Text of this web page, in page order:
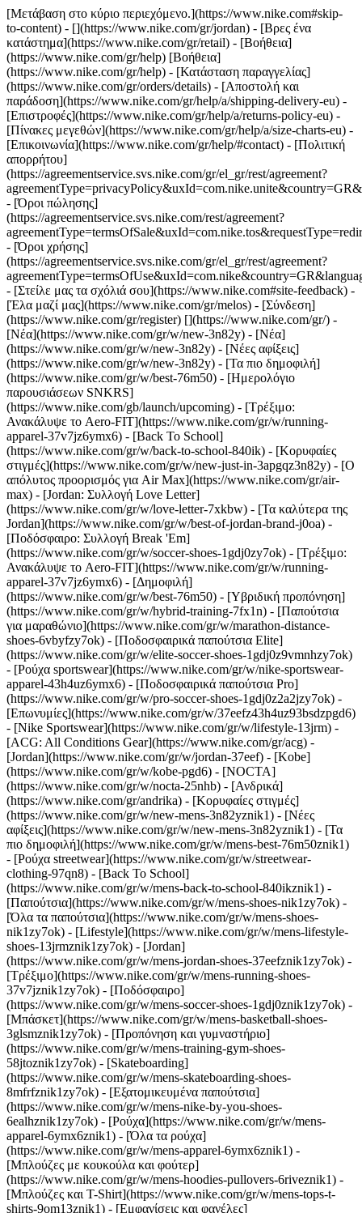
[Μετάβαση στο κύριο περιεχόμενο.](https://www.nike.com#skip-
to-content) - [](https://www.nike.com/gr/jordan) - [Βρες ένα
κατάστημα](https://www.nike.com/gr/retail) - [Βοήθεια]
(https://www.nike.com/gr/help) [Βοήθεια]
(https://www.nike.com/gr/help) - [Κατάσταση παραγγελίας]
(https://www.nike.com/gr/orders/details) - [Αποστολή και
παράδοση](https://www.nike.com/gr/help/a/shipping-delivery-eu) -
[Επιστροφές](https://www.nike.com/gr/help/a/returns-policy-eu) -
[Πίνακες μεγεθών](https://www.nike.com/gr/help/a/size-charts-eu) -
[Επικοινωνία](https://www.nike.com/gr/help/#contact) - [Πολιτική
απορρήτου]
(https://agreementservice.svs.nike.com/gr/el_gr/rest/agreement?
- [Όροι πώλησης]
(https://agreementservice.svs.nike.com/rest/agreement?
- [Όροι χρήσης]
(https://agreementservice.svs.nike.com/gr/el_gr/rest/agreement?
- [Στείλε μας τα σχόλιά σου](https://www.nike.com#site-feedback) -
[Έλα μαζί μας](https://www.nike.com/gr/melos) - [Σύνδεση]
(https://www.nike.com/gr/register) [](https://www.nike.com/gr/) -
[Νέα](https://www.nike.com/gr/w/new-3n82y) - [Νέα]
(https://www.nike.com/gr/w/new-3n82y) - [Νέες αφίξεις]
(https://www.nike.com/gr/w/new-3n82y) - [Τα πιο δημοφιλή]
(https://www.nike.com/gr/w/best-76m50) - [Ημερολόγιο
παρουσιάσεων SNKRS]
(https://www.nike.com/gb/launch/upcoming) - [Τρέξιμο:
Ανακάλυψε το Aero-FIT](https://www.nike.com/gr/w/running-
apparel-37v7jz6ymx6) - [Back To School]
(https://www.nike.com/gr/w/back-to-school-840ik) - [Κορυφαίες
στιγμές](https://www.nike.com/gr/w/new-just-in-3apgqz3n82y) - [Ο
απόλυτος προορισμός για Air Max](https://www.nike.com/gr/air-
max) - [Jordan: Συλλογή Love Letter]
(https://www.nike.com/gr/w/love-letter-7xkbw) - [Τα καλύτερα της
Jordan](https://www.nike.com/gr/w/best-of-jordan-brand-j0oa) -
[Ποδόσφαιρο: Συλλογή Break 'Em]
(https://www.nike.com/gr/w/soccer-shoes-1gdj0zy7ok) - [Τρέξιμο:
Ανακάλυψε το Aero-FIT](https://www.nike.com/gr/w/running-
apparel-37v7jz6ymx6) - [Δημοφιλή]
(https://www.nike.com/gr/w/best-76m50) - [Υβριδική προπόνηση]
(https://www.nike.com/gr/w/hybrid-training-7fx1n) - [Παπούτσια
για μαραθώνιο](https://www.nike.com/gr/w/marathon-distance-
shoes-6vbyfzy7ok) - [Ποδοσφαιρικά παπούτσια Elite]
(https://www.nike.com/gr/w/elite-soccer-shoes-1gdj0z9vmnhzy7ok)
- [Ρούχα sportswear](https://www.nike.com/gr/w/nike-sportswear-
apparel-43h4uz6ymx6) - [Ποδοσφαιρικά παπούτσια Pro]
(https://www.nike.com/gr/w/pro-soccer-shoes-1gdj0z2a2jzy7ok) -
[Επωνυμίες](https://www.nike.com/gr/w/37eefz43h4uz93bsdzpgd6)
- [Nike Sportswear](https://www.nike.com/gr/w/lifestyle-13jrm) -
[ACG: All Conditions Gear](https://www.nike.com/gr/acg) -
[Jordan](https://www.nike.com/gr/w/jordan-37eef) - [Kobe]
(https://www.nike.com/gr/w/kobe-pgd6) - [NOCTA]
(https://www.nike.com/gr/w/nocta-25nhb) - [Ανδρικά]
(https://www.nike.com/gr/andrika) - [Κορυφαίες στιγμές]
(https://www.nike.com/gr/w/new-mens-3n82yznik1) - [Νέες
αφίξεις](https://www.nike.com/gr/w/new-mens-3n82yznik1) - [Τα
πιο δημοφιλή](https://www.nike.com/gr/w/mens-best-76m50znik1)
- [Ρούχα streetwear](https://www.nike.com/gr/w/streetwear-
clothing-97qn8) - [Back To School]
(https://www.nike.com/gr/w/mens-back-to-school-840ikznik1) -
[Παπούτσια](https://www.nike.com/gr/w/mens-shoes-nik1zy7ok) -
[Όλα τα παπούτσια](https://www.nike.com/gr/w/mens-shoes-
nik1zy7ok) - [Lifestyle](https://www.nike.com/gr/w/mens-lifestyle-
shoes-13jrmznik1zy7ok) - [Jordan]
(https://www.nike.com/gr/w/mens-jordan-shoes-37eefznik1zy7ok) -
[Τρέξιμο](https://www.nike.com/gr/w/mens-running-shoes-
37v7jznik1zy7ok) - [Ποδόσφαιρο]
(https://www.nike.com/gr/w/mens-soccer-shoes-1gdj0znik1zy7ok) -
[Μπάσκετ](https://www.nike.com/gr/w/mens-basketball-shoes-
3glsmznik1zy7ok) - [Προπόνηση και γυμναστήριο]
(https://www.nike.com/gr/w/mens-training-gym-shoes-
58jtoznik1zy7ok) - [Skateboarding]
(https://www.nike.com/gr/w/mens-skateboarding-shoes-
8mfrfznik1zy7ok) - [Εξατομικευμένα παπούτσια]
(https://www.nike.com/gr/w/mens-nike-by-you-shoes-
6ealhznik1zy7ok) - [Ρούχα](https://www.nike.com/gr/w/mens-
apparel-6ymx6znik1) - [Όλα τα ρούχα]
(https://www.nike.com/gr/w/mens-apparel-6ymx6znik1) -
[Μπλούζες με κουκούλα και φούτερ]
(https://www.nike.com/gr/w/mens-hoodies-pullovers-6riveznik1) -
[Μπλούζες και T-Shirt](https://www.nike.com/gr/w/mens-tops-t-
shirts-9om13znik1) - [Εμφανίσεις και φανέλες]